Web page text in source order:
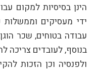
הינן בסיסיות למקום
ידי מעסיקים
עבודה בטוחים, שכר
בנוסף, לעובדים צריכה
ולפנסיה וכן הזכות